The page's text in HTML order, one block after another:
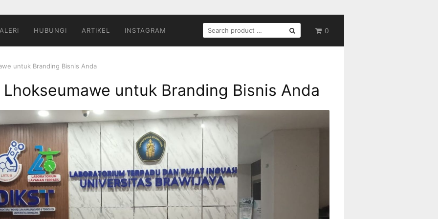
0
HUBUNGI ARTIKEL INSTAGRAM
SEARCH
FOR:
untuk Branding Bisnis Anda
untuk Branding Bisnis Anda